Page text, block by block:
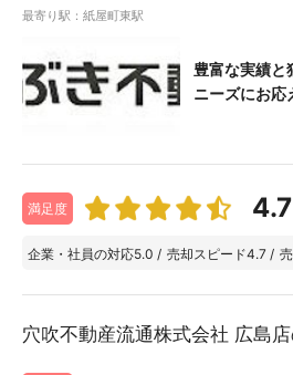
最寄り駅：紙屋町東駅
豊富な実績と
ニーズにお応
満足度 4.7
企業・社員の対応5.0 / 売却スピード4.7 /
穴吹不動産流通株式会社 広島